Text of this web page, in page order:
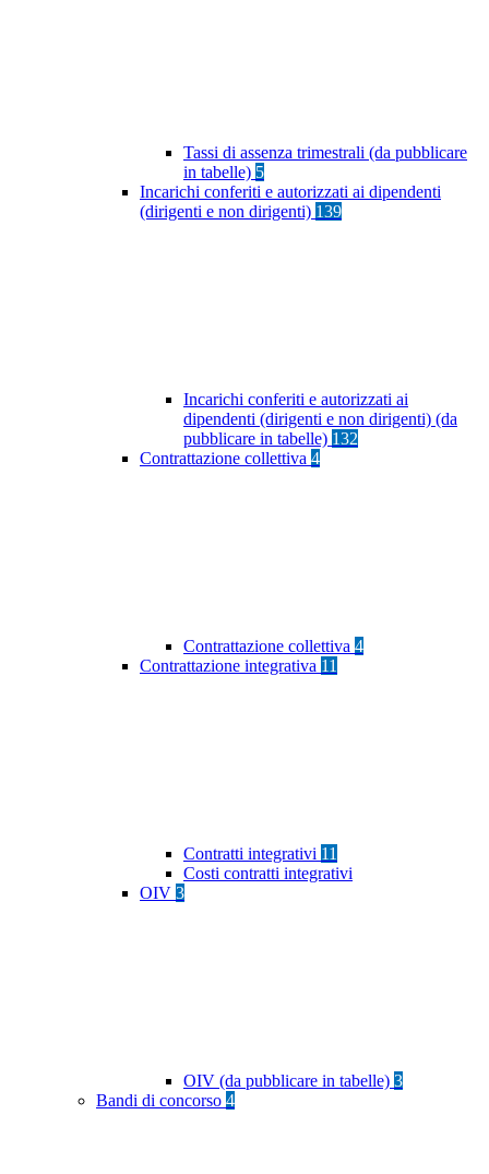
Tassi di assenza trimestrali (da pubblicare
in tabelle) 5
Incarichi conferiti e autorizzati ai dipendenti
(dirigenti e non dirigenti) 139
Incarichi conferiti e autorizzati ai
dipendenti (dirigenti e non dirigenti) (da
pubblicare in tabelle) 132
Contrattazione collettiva 4
Contrattazione collettiva 4
Contrattazione integrativa 11
Contratti integrativi 11
Costi contratti integrativi
OIV 3
OIV (da pubblicare in tabelle) 3
Bandi di concorso 4